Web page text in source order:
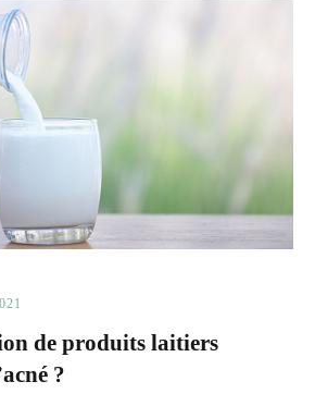
de produits laitiers
?